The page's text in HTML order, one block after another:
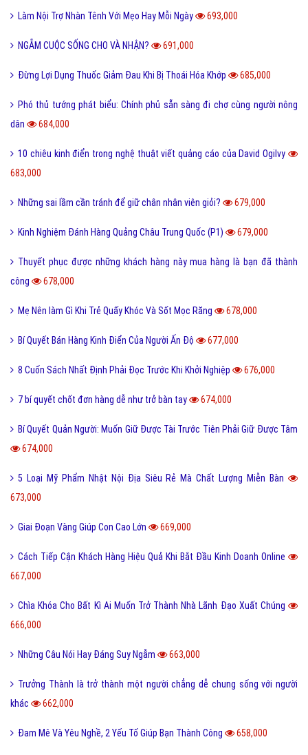
Làm Nội Trợ Nhàn Tênh Với Mẹo Hay Mỗi Ngày 693,000
NGẪM CUỘC SỐNG CHO VÀ NHẬN? 691,000
Đừng Lợi Dụng Thuốc Giảm Đau Khi Bị Thoái Hóa Khớp 685,000
Phó thủ tướng phát biểu: Chính phủ sẵn sàng đi chợ cùng người nông
dân
684,000
10 chiêu kinh điển trong nghệ thuật viết quảng cáo của David Ogilvy
683,000
Những sai lầm cần tránh để giữ chân nhân viên giỏi? 679,000
Kinh Nghiệm Đánh Hàng Quảng Châu Trung Quốc (P1) 679,000
Thuyết phục được những khách hàng này mua hàng là bạn đã thành
công
678,000
Mẹ Nên làm Gì Khi Trẻ Quấy Khóc Và Sốt Mọc Răng 678,000
Bí Quyết Bán Hàng Kinh Điển Của Người Ấn Độ 677,000
8 Cuốn Sách Nhất Định Phải Đọc Trước Khi Khởi Nghiệp 676,000
7 bí quyết chốt đơn hàng dễ như trở bàn tay 674,000
Bí Quyết Quản Người: Muốn Giữ Được Tài Trước Tiên Phải Giữ Được Tâm
674,000
5 Loại Mỹ Phẩm Nhật Nội Địa Siêu Rẻ Mà Chất Lượng Miễn Bàn
673,000
Giai Đoạn Vàng Giúp Con Cao Lớn 669,000
Cách Tiếp Cận Khách Hàng Hiệu Quả Khi Bắt Đầu Kinh Doanh Online
667,000
Chìa Khóa Cho Bất Kì Ai Muốn Trở Thành Nhà Lãnh Đạo Xuất Chúng
666,000
Những Câu Nói Hay Đáng Suy Ngẫm 663,000
Trưởng Thành là trở thành một người chẳng dễ chung sống với người
khác
662,000
Đam Mê Và Yêu Nghề, 2 Yếu Tố Giúp Bạn Thành Công 658,000